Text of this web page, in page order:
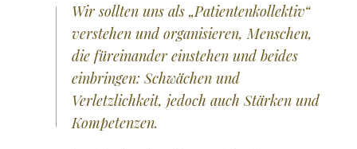
Wir sollten uns als „Patientenkollektiv“
verstehen und organisieren, Menschen,
die füreinander einstehen und beides
einbringen: Schwächen und
Verletzlichkeit, jedoch auch Stärken und
Kompetenzen.